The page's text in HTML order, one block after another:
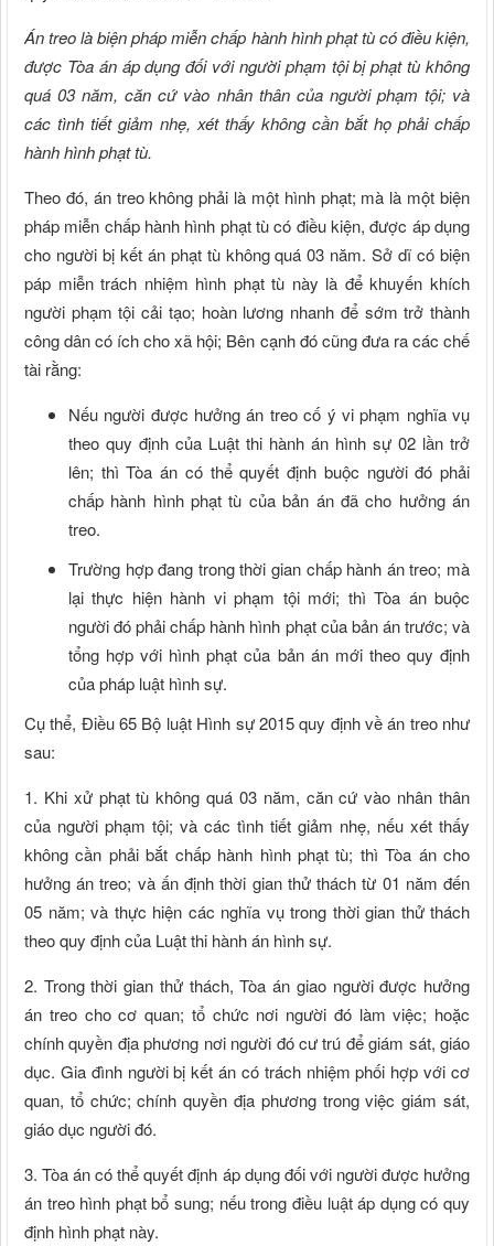
Án treo là biện pháp miễn chấp hành hình phạt tù có điều kiện,
được Tòa án áp dụng đối với người phạm tội bị phạt tù không
quá 03 năm, căn cứ vào nhân thân của người phạm tội; và
các tình tiết giảm nhẹ, xét thấy không cần bắt họ phải chấp
hành hình phạt tù.
Theo đó, án treo không phải là một hình phạt; mà là một biện
pháp miễn chấp hành hình phạt tù có điều kiện, được áp dụng
cho người bị kết án phạt tù không quá 03 năm. Sở dĩ có biện
páp miễn trách nhiệm hình phạt tù này là để khuyến khích
người phạm tội cải tạo; hoàn lương nhanh để sớm trở thành
công dân có ích cho xã hội; Bên cạnh đó cũng đưa ra các chế
tài rằng:
Nếu người được hưởng án treo cố ý vi phạm nghĩa vụ
theo quy định của Luật thi hành án hình sự 02 lần trở
lên; thì Tòa án có thể quyết định buộc người đó phải
chấp hành hình phạt tù của bản án đã cho hưởng án
treo.
Trường hợp đang trong thời gian chấp hành án treo; mà
lại thực hiện hành vi phạm tội mới; thì Tòa án buộc
người đó phải chấp hành hình phạt của bản án trước; và
tổng hợp với hình phạt của bản án mới theo quy định
của pháp luật hình sự.
Cụ thể, Điều 65 Bộ luật Hình sự 2015 quy định về án treo như
sau:
1. Khi xử phạt tù không quá 03 năm, căn cứ vào nhân thân
của người phạm tội; và các tình tiết giảm nhẹ, nếu xét thấy
không cần phải bắt chấp hành hình phạt tù; thì Tòa án cho
hưởng án treo; và ấn định thời gian thử thách từ 01 năm đến
05 năm; và thực hiện các nghĩa vụ trong thời gian thử thách
theo quy định của Luật thi hành án hình sự.
2. Trong thời gian thử thách, Tòa án giao người được hưởng
án treo cho cơ quan; tổ chức nơi người đó làm việc; hoặc
chính quyền địa phương nơi người đó cư trú để giám sát, giáo
dục. Gia đình người bị kết án có trách nhiệm phối hợp với cơ
quan, tổ chức; chính quyền địa phương trong việc giám sát,
giáo dục người đó.
3. Tòa án có thể quyết định áp dụng đối với người được hưởng
án treo hình phạt bổ sung; nếu trong điều luật áp dụng có quy
định hình phạt này.